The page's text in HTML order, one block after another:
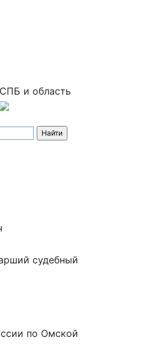
СПБ и область
судебный
по Омской